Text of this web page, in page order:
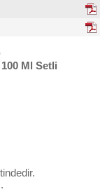
Ml Setli